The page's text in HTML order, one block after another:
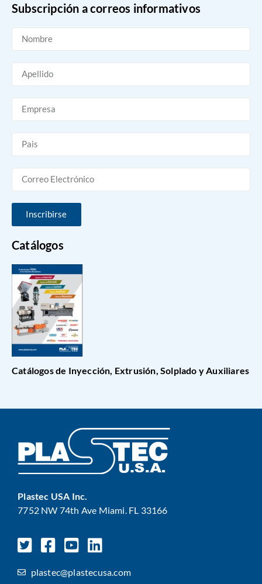
Subscripción a correos informativos
Inscribirse
Catálogos
Catálogos de Inyección, Extrusión, Solplado y Auxiliares
Plastec USA Inc.
7752 NW 74th Ave Miami. FL 33166
plastec@plastecusa.com